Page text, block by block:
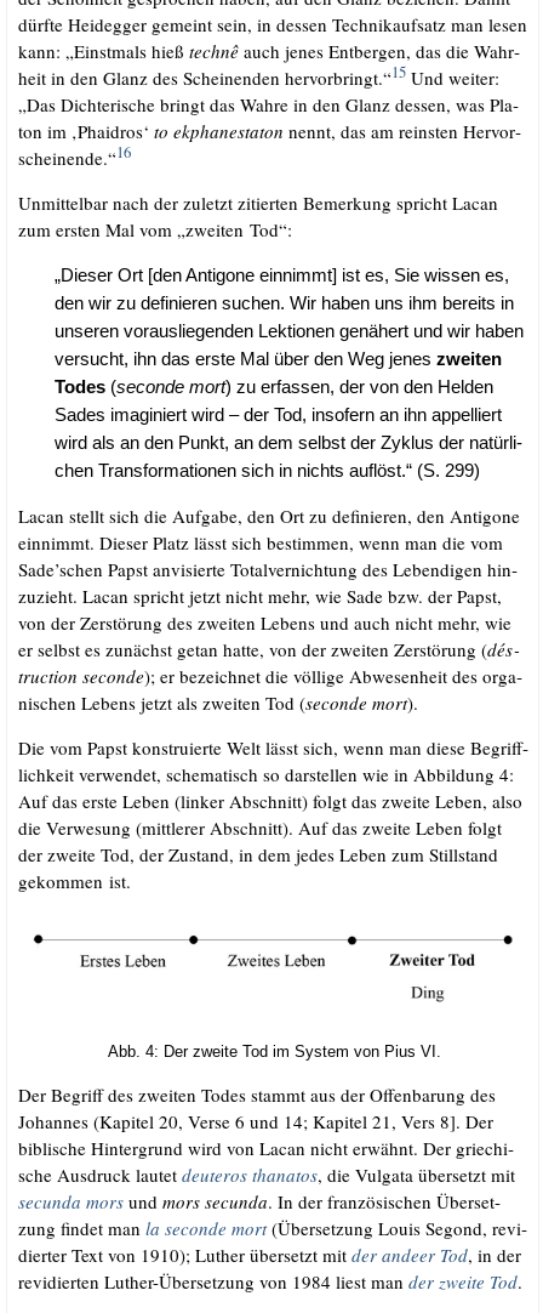
dürf­te Heid­eg­ger gemeint sein, in des­sen Tech­nik­auf­satz man lesen
kann: „Einst­mals hieß tech­nêauch jenes Ent­ber­gen, das die Wahr­
heit in den Glanz des Schei­nen­den her­vor­bringt.“15Und wei­ter:
„Das Dich­te­ri­sche bringt das Wah­re in den Glanz des­sen, was Pla­
ton im ‚Phai­dros‘ to ekpha­ne­st­a­ton nennt, das am reins­ten Her­vor­
schei­nen­de.“16
Unmit­tel­bar nach der zuletzt zitier­ten Bemer­kung spricht Lacan
zum ers­ten Mal vom „zwei­ten Tod“:
„Die­ser Ort [den Anti­go­ne ein­nimmt] ist es, Sie wis­sen es,
den wir zu defi­nie­ren suchen. Wir haben uns ihm bereits in
unse­ren vor­aus­lie­gen­den Lek­tio­nen genä­hert und wir haben
ver­sucht, ihn das ers­te Mal über den Weg jenes zwei­ten
Todes(secon­de mort) zu erfas­sen, der von den Hel­den
Sades ima­gi­niert wird – der Tod, inso­fern an ihn appel­liert
wird als an den Punkt, an dem selbst der Zyklus der natür­li­
chen Trans­for­ma­tio­nen sich in nichts auf­löst.“ (S. 299)
Lacan stellt sich die Auf­ga­be, den Ort zu defi­nie­ren, den Anti­go­ne
ein­nimmt. Die­ser Platz lässt sich bestim­men, wenn man die vom
Sade’schen Papst anvi­sier­te Total­ver­nich­tung des Leben­di­gen hin­
zu­zieht. Lacan spricht jetzt nicht mehr, wie Sade bzw. der Papst,
von der Zer­stö­rung des zwei­ten Lebens und auch nicht mehr, wie
er selbst es zunächst getan hat­te, von der zwei­ten Zer­stö­rung (dés­
truc­tion secon­de); er bezeich­net die völ­li­ge Abwe­sen­heit des orga­
ni­schen Lebens jetzt als zwei­ten Tod (secon­de mort).
Die vom Papst kon­stru­ier­te Welt lässt sich, wenn man die­se Begriff­
lich­keit ver­wen­det, sche­ma­tisch so dar­stel­len wie in Abbil­dung 4:
Auf das ers­te Leben (lin­ker Abschnitt) folgt das zwei­te Leben, also
die Ver­we­sung (mitt­le­rer Abschnitt). Auf das zwei­te Leben folgt
der zwei­te Tod, der Zustand, in dem jedes Leben zum Still­stand
gekom­men ist.
Abb. 4: Der zwei­te Tod im Sys­tem von Pius VI.
Der Begriff des zwei­ten Todes stammt aus der Offen­ba­rung des
Johan­nes (Kapi­tel 20, Ver­se 6 und 14; Kapi­tel 21, Vers 8]. Der
bibli­sche Hin­ter­grund wird von Lacan nicht erwähnt. Der grie­chi­
sche Aus­druck lau­tet deu­te­ros tha­na­tos, die Vul­ga­ta über­setzt mit
secun­da morsund mors secun­da. In der fran­zö­si­schen Über­set­
zung fin­det man la secon­de mort(Über­set­zung Lou­is Segond, revi­
dier­ter Text von 1910); Luther über­setzt mit der ande­er Tod, in der
revi­dier­ten Luther-Über­set­zung von 1984 liest man der zwei­te Tod.